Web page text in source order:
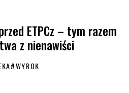
ETPCz – tym razem
z nienawiści
#WYROK